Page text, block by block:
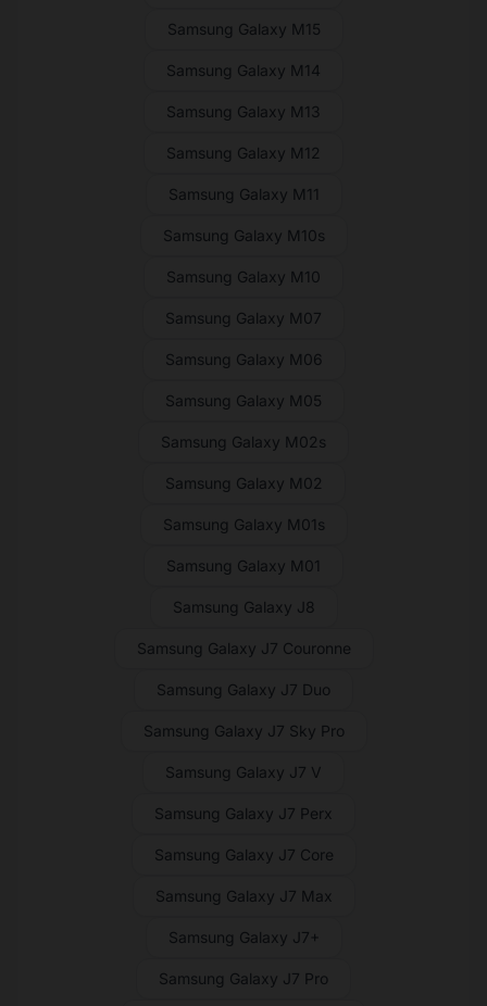
Samsung Galaxy M15
Samsung Galaxy M14
Samsung Galaxy M13
Samsung Galaxy M12
Samsung Galaxy M11
Samsung Galaxy M10s
Samsung Galaxy M10
Samsung Galaxy M07
Samsung Galaxy M06
Samsung Galaxy M05
Samsung Galaxy M02s
Samsung Galaxy M02
Samsung Galaxy M01s
Samsung Galaxy M01
Samsung Galaxy J8
Samsung Galaxy J7 Couronne
Samsung Galaxy J7 Duo
Samsung Galaxy J7 Sky Pro
Samsung Galaxy J7 V
Samsung Galaxy J7 Perx
Samsung Galaxy J7 Core
Samsung Galaxy J7 Max
Samsung Galaxy J7+
Samsung Galaxy J7 Pro